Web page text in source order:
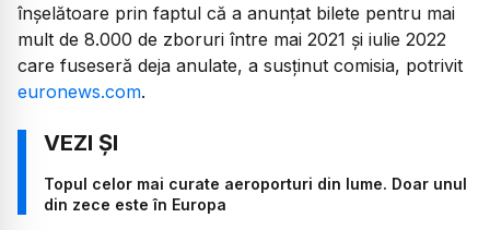
înșelătoare prin faptul că a anunțat bilete pentru mai
mult de 8.000 de zboruri între mai 2021 și iulie 2022
care fuseseră deja anulate, a susținut comisia, potrivit
euronews.com.
Topul celor mai curate aeroporturi din lume. Doar unul
din zece este în Europa